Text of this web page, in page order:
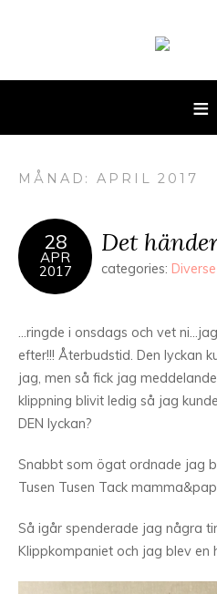
MÅNAD: APRIL 2017
28
APR
2017
Det
categories: Diverse
…ringde i onsdags och vet
efter!!! Återbudstid. Den lyckan
jag, men så fick jag
klippning blivit ledig så jag
DEN lyckan?
Snabbt som ögat ordnade jag
Tusen Tusen Tack
Så igår spenderade jag några
Klippkompaniet och jag blev en